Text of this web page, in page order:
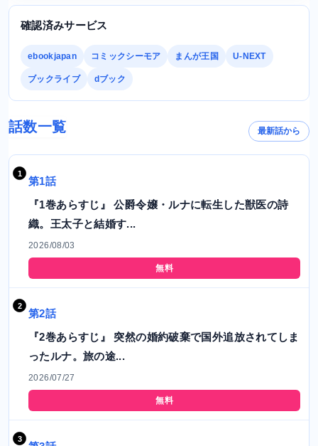
確認済みサービス
ebookjapan コミックシーモア まんが王国 U-NEXT
ブックライブ dブック
話数一覧 最新話から
第1話
『1巻あらすじ』 公爵令嬢・ルナに転生した獣医の詩
織。王太子と結婚す...
2026/08/03
無料
第2話
『2巻あらすじ』 突然の婚約破棄で国外追放されてしま
ったルナ。旅の途...
2026/07/27
無料